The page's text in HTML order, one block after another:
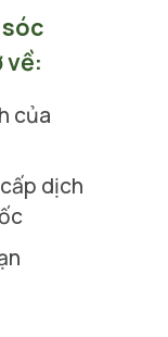
về:
của
dịch